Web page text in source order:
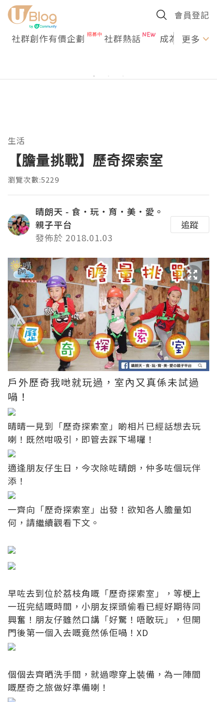
會員登記
社群創作有價企劃 社群熱話 成為U更多
生活
【膽量挑戰】歷奇探索室
瀏覽次數:5229
晴朗天 - 食·玩·育·美·愛。
親子平台
發佈於 2018.01.03
追蹤
戶外歷奇我哋就玩過，室內又真係未試過
喎！
晴晴一見到「歷奇探索室」啲相片已經話想去玩
喇！既然咁吸引，即管去踩下場囉！
適逢朋友仔生日，今次除咗晴朗，仲多咗個玩伴
添！
一齊向「歷奇探索室」出發！欲知各人膽量如
何，請繼續觀看下文。
早咗去到位於荔枝角嘅「歷奇探索室」，等梗上
一班完結嘅時間，小朋友探頭偷看已經好期待同
興奮！朋友仔雖然口講「好驚！唔敢玩」，但開
門後第一個入去嘅竟然係佢喎！XD
個個去齊晒洗手間，就過嚟穿上裝備，為一陣間
嘅歷奇之旅做好準備喇！